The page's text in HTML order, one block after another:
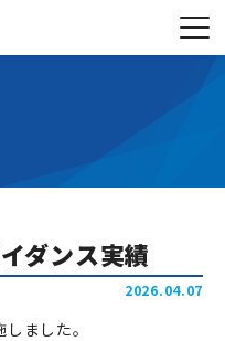
ダンス実績
2026.04.07
ました。